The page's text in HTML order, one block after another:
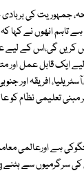
جمہوریت کی
تاہم انھوں نے کہا
گی،اس کے لیے
ایک قابل عمل اور
افریقہ اور
مبنی تعلیمی نظام کو
ہے اورعالمی